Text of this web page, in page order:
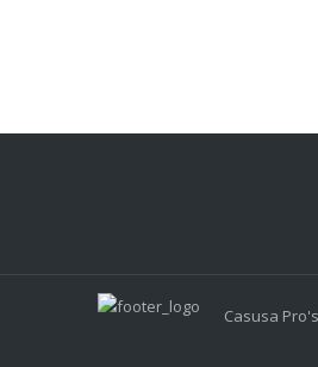
Casusa